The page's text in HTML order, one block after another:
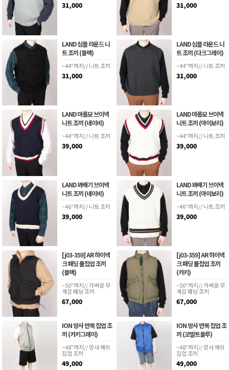
31,000 31,000
LAND 심플 라운드 니
트 조끼 (블랙)
~44"까지// 니트 조끼
31,000
LAND 심플 라운드 니
트 조끼 (다크그레이)
~44"까지// 니트 조끼
31,000
LAND 마름모 브이넥
니트 조끼 (네이비)
~44"까지// 니트 조끼
39,000
LAND 마름모 브이넥
니트 조끼 (아이보리)
~44"까지// 니트 조끼
39,000
LAND 꽈배기 브이넥
니트 조끼 (네이비)
~46"까지// 니트 조끼
39,000
LAND 꽈배기 브이넥
니트 조끼 (아이보리)
~46"까지// 니트 조끼
39,000
[j03-359] AR 하이넥
크 패딩 풀집업 조끼
(블랙)
~50"까지// 가벼운 무
게감 패딩 조끼
67,000
[j03-359] AR 하이넥
크 패딩 풀집업 조끼
(카키)
~50"까지// 가벼운 무
게감 패딩 조끼
67,000
ION 망사 반목 집업 조
끼 (카키그레이)
~48"까지// 망사 메쉬
집업 조끼
49,000
ION 망사 반목 집업 조
끼 (코발트블루)
~48"까지// 망사 메쉬
집업 조끼
49,000